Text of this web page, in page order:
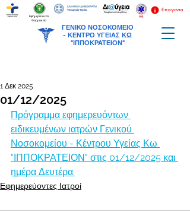
ΓΕΝΙΚΟ ΝΟΣΟΚΟΜΕΙΟ
- ΚΕΝΤΡΟ ΥΓΕΙΑΣ ΚΩ
"ΙΠΠΟΚΡΑΤΕΙΟΝ"
Επείγοντα
Εφημερεύοντα
Φαρμακεία
01/12/2025
1 Δεκ 2025
Πρόγραμμα εφημερευόντων
ειδικευμένων ιατρών Γενικού
Νοσοκομείου - Κέντρου Υγείας Κω
"ΙΠΠΟΚΡΑΤΕΙΟΝ" στις 01/12/2025 και
ημέρα Δευτέρα.
Εφημερεύοντες Ιατροί